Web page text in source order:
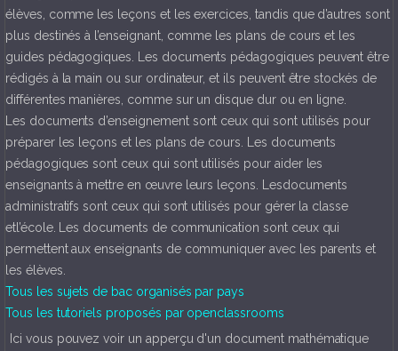
élèves, comme les leçons et les exercices, tandis que d’autres sont
plus destinés à l’enseignant, comme les plans de cours et les
guides pédagogiques. Les documents pédagogiques peuvent être
rédigés à la main ou sur ordinateur, et ils peuvent être stockés de
différentes manières, comme sur un disque dur ou en ligne.
Les documents d’enseignement sont ceux qui sont utilisés pour
préparer les leçons et les plans de cours. Les documents
pédagogiques sont ceux qui sont utilisés pour aider les
enseignants à mettre en œuvre leurs leçons. Lesdocuments
administratifs sont ceux qui sont utilisés pour gérer la classe
etl’école. Les documents de communication sont ceux qui
permettent aux enseignants de communiquer avec les parents et
les élèves.
Tous les sujets de bac organisés par pays
Tous les tutoriels proposés par openclassrooms
Ici vous pouvez voir un apperçu d'un document mathématique